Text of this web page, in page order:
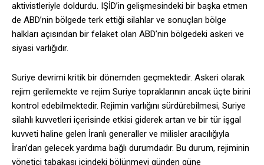
aktivistleriyle doldurdu. IŞİD’in gelişmesindeki bir başka etmen
de ABD’nin bölgede terk ettiği silahlar ve sonuçları bölge
halkları açısından bir felaket olan ABD’nin bölgedeki askeri ve
siyasi varlığıdır.
Suriye devrimi kritik bir dönemden geçmektedir. Askeri olarak
rejim gerilemekte ve rejim Suriye topraklarının ancak üçte birini
kontrol edebilmektedir. Rejimin varlığını sürdürebilmesi, Suriye
silahlı kuvvetleri içerisinde etkisi giderek artan ve bir tür işgal
kuvveti haline gelen İranlı generaller ve milisler aracılığıyla
İran’dan gelecek yardıma bağlı durumdadır. Bu durum, rejiminin
yönetici tabakası içindeki bölünmeyi günden güne